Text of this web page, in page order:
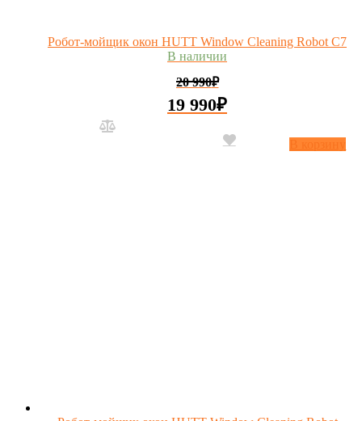
Робот-мойщик окон HUTT Window Cleaning Robot C7
В наличии
20 990₽
19 990₽